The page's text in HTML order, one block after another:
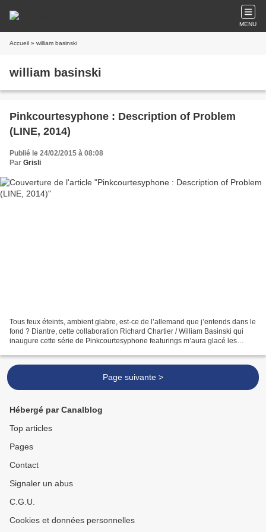
MENU
Accueil » william basinski
william basinski
Pinkcourtesyphone : Description of Problem
(LINE, 2014)
Publié le 24/02/2015 à 08:08
Par Grisli
Tous feux éteints, ambient glabre, est-ce de l’allemand que j’entends dans le
fond ? Diantre, cette collaboration Richard Chartier / William Basinski qui
inaugure cette série de Pinkcourtesyphone featurings m’aura glacé les
Page suivante >
Hébergé par Canalblog
Top articles
Pages
Contact
Signaler un abus
C.G.U.
Cookies et données personnelles